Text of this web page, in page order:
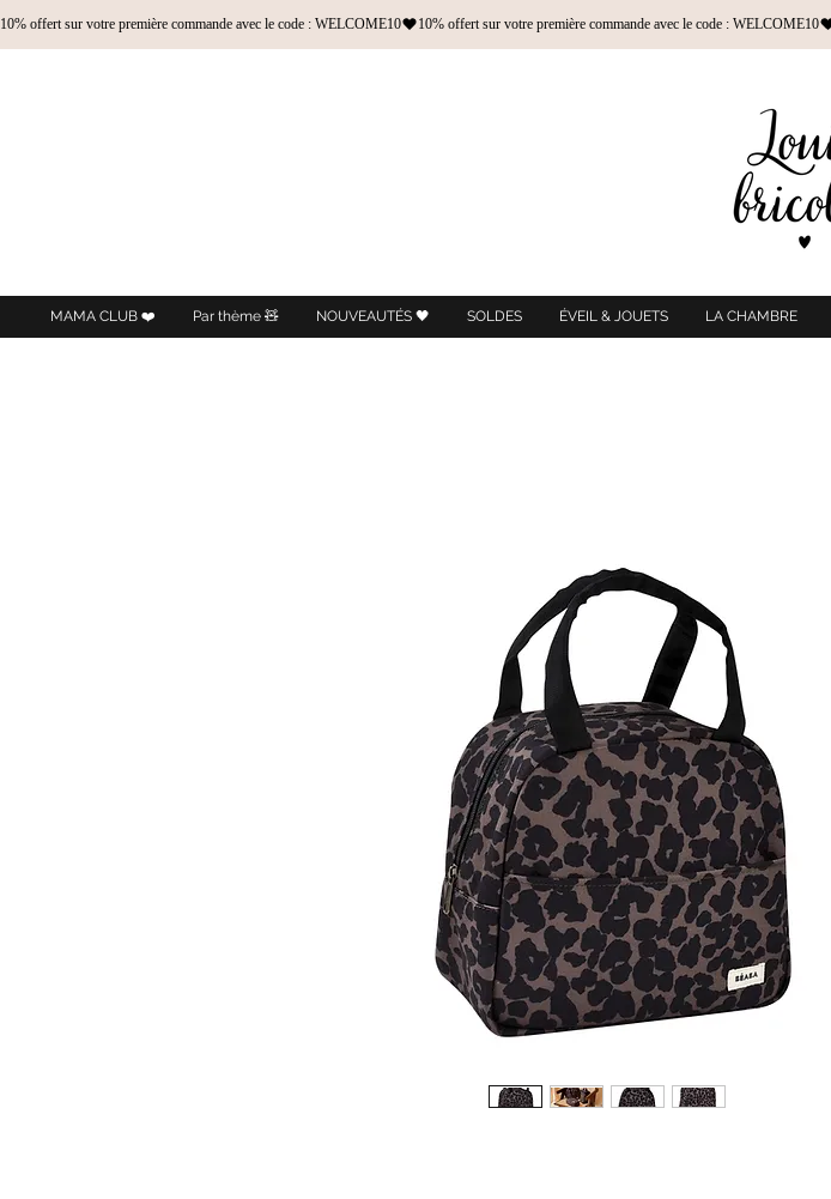
10% offert sur votre première commande avec le code : WELCOME10
MAMA CLUB ❤️ Par thème 🧸 NOUVEAUTÉS 🖤 SOLDES ÉVEIL & JOUETS LA CHAMBRE